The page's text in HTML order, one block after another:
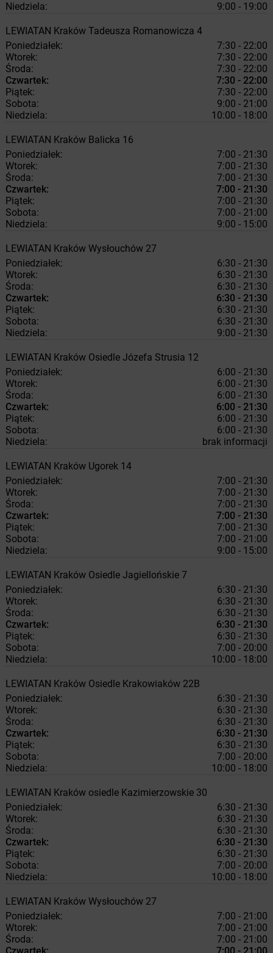
Niedziela:
9:00 - 19:00
LEWIATAN Kraków Tadeusza Romanowicza 4
Poniedziałek:
7:30 - 22:00
Wtorek:
7:30 - 22:00
Środa:
7:30 - 22:00
Czwartek:
7:30 - 22:00
Piątek:
7:30 - 22:00
Sobota:
9:00 - 21:00
Niedziela:
10:00 - 18:00
LEWIATAN Kraków Balicka 16
Poniedziałek:
7:00 - 21:30
Wtorek:
7:00 - 21:30
Środa:
7:00 - 21:30
Czwartek:
7:00 - 21:30
Piątek:
7:00 - 21:30
Sobota:
7:00 - 21:00
Niedziela:
9:00 - 15:00
LEWIATAN Kraków Wysłouchów 27
Poniedziałek:
6:30 - 21:30
Wtorek:
6:30 - 21:30
Środa:
6:30 - 21:30
Czwartek:
6:30 - 21:30
Piątek:
6:30 - 21:30
Sobota:
6:30 - 21:30
Niedziela:
9:00 - 21:30
LEWIATAN Kraków Osiedle Józefa Strusia 12
Poniedziałek:
6:00 - 21:30
Wtorek:
6:00 - 21:30
Środa:
6:00 - 21:30
Czwartek:
6:00 - 21:30
Piątek:
6:00 - 21:30
Sobota:
6:00 - 21:30
Niedziela:
brak informacji
LEWIATAN Kraków Ugorek 14
Poniedziałek:
7:00 - 21:30
Wtorek:
7:00 - 21:30
Środa:
7:00 - 21:30
Czwartek:
7:00 - 21:30
Piątek:
7:00 - 21:30
Sobota:
7:00 - 21:00
Niedziela:
9:00 - 15:00
LEWIATAN Kraków Osiedle Jagiellońskie 7
Poniedziałek:
6:30 - 21:30
Wtorek:
6:30 - 21:30
Środa:
6:30 - 21:30
Czwartek:
6:30 - 21:30
Piątek:
6:30 - 21:30
Sobota:
7:00 - 20:00
Niedziela:
10:00 - 18:00
LEWIATAN Kraków Osiedle Krakowiaków 22B
Poniedziałek:
6:30 - 21:30
Wtorek:
6:30 - 21:30
Środa:
6:30 - 21:30
Czwartek:
6:30 - 21:30
Piątek:
6:30 - 21:30
Sobota:
7:00 - 20:00
Niedziela:
10:00 - 18:00
LEWIATAN Kraków osiedle Kazimierzowskie 30
Poniedziałek:
6:30 - 21:30
Wtorek:
6:30 - 21:30
Środa:
6:30 - 21:30
Czwartek:
6:30 - 21:30
Piątek:
6:30 - 21:30
Sobota:
7:00 - 20:00
Niedziela:
10:00 - 18:00
LEWIATAN Kraków Wysłouchów 27
Poniedziałek:
7:00 - 21:00
Wtorek:
7:00 - 21:00
Środa:
7:00 - 21:00